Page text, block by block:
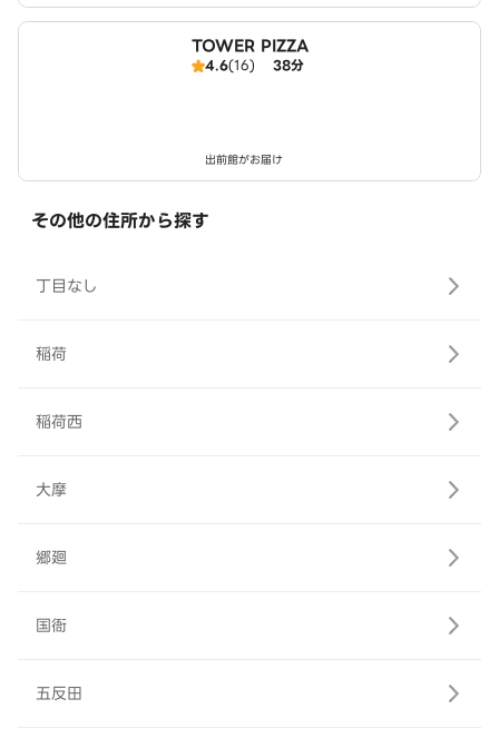
TOWER PIZZA
4.6(16) 38分
出前館がお届け
その他の住所から探す
丁目なし
稲荷
稲荷西
大摩
郷廻
国衙
五反田